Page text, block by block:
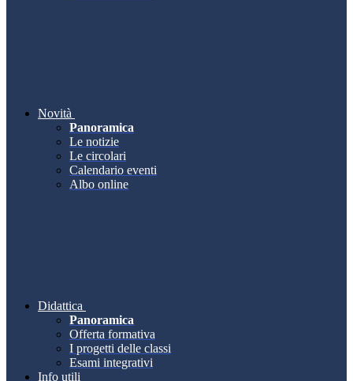
Novità
Panoramica
Le notizie
Le circolari
Calendario eventi
Albo online
Didattica
Panoramica
Offerta formativa
I progetti delle classi
Esami integrativi
Info utili